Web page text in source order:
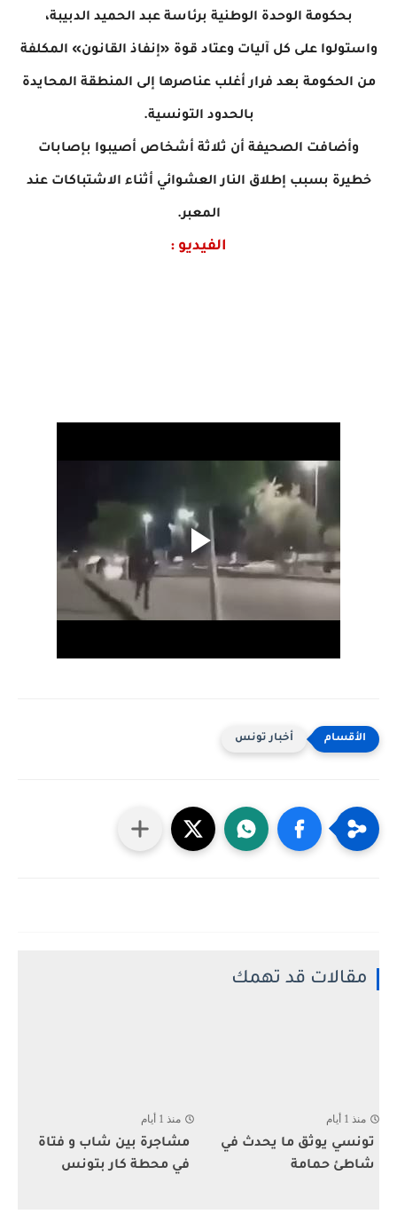
بحكومة الوحدة الوطنية برئاسة عبد الحميد الدبيبة،
واستولوا على كل آليات وعتاد قوة «إنفاذ القانون» المكلفة
من الحكومة بعد فرار أغلب عناصرها إلى المنطقة المحايدة
بالحدود التونسية.
وأضافت الصحيفة أن ثلاثة أشخاص أصيبوا بإصابات
خطيرة بسبب إطلاق النار العشوائي أثناء الاشتباكات عند
المعبر.
الفيديو :
أخبار تونس
مقالات قد تهمك
منذ 1 أيام
تونسي يوثق ما يحدث في
شاطئ حمامة
منذ 1 أيام
مشاجرة بين شاب و فتاة
في محطة كار بتونس